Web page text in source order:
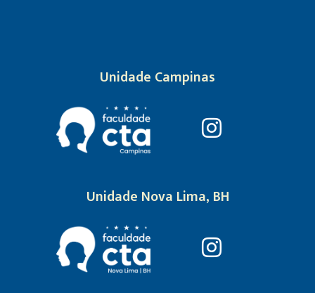
Unidade Campinas
Unidade Nova Lima, BH